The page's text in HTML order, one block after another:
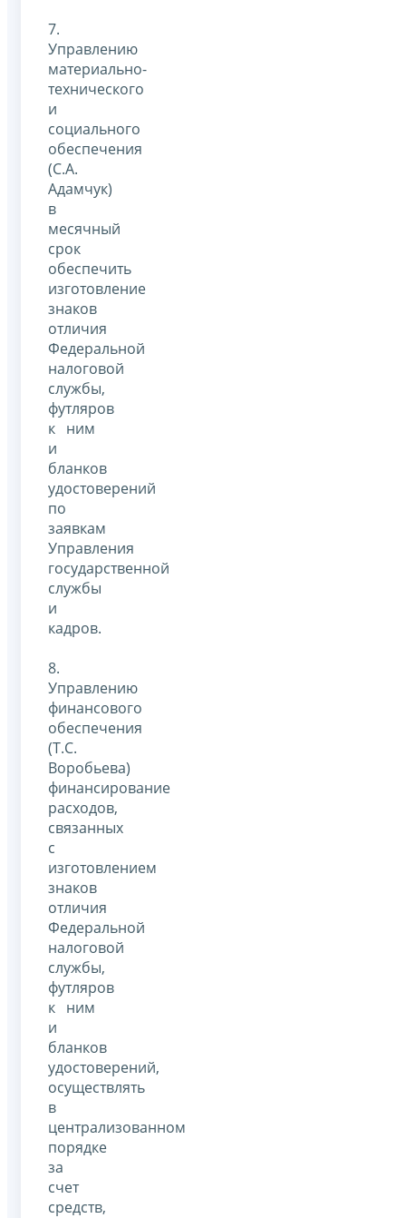
7.
Управлению
материально-
технического
и
социального
обеспечения
(С.А.
Адамчук)
в
месячный
срок
обеспечить
изготовление
знаков
отличия
Федеральной
налоговой
службы,
футляров
к ним
и
бланков
удостоверений
по
заявкам
Управления
государственной
службы
и
кадров.
8.
Управлению
финансового
обеспечения
(Т.С.
Воробьева)
финансирование
расходов,
связанных
с
изготовлением
знаков
отличия
Федеральной
налоговой
службы,
футляров
к ним
и
бланков
удостоверений,
осуществлять
в
централизованном
порядке
за
счет
средств,